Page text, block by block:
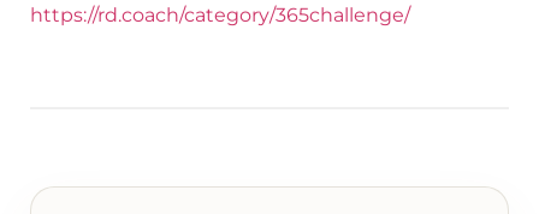
https://rd.coach/category/365challenge/